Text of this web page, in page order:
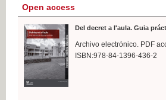
Open access
Del decret a l'aula. Guia
Archivo electrónico. PDF
ISBN:978-84-1396-436-2